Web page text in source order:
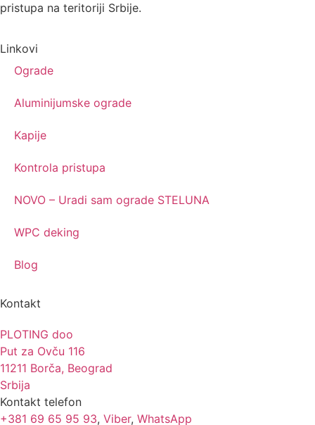
pristupa na teritoriji Srbije.
Linkovi
Ograde
Aluminijumske ograde
Kapije
Kontrola pristupa
NOVO – Uradi sam ograde STELUNA
WPC deking
Blog
Kontakt
PLOTING doo
Put za Ovču 116
11211 Borča, Beograd
Srbija
Kontakt telefon
+381 69 65 95 93, Viber, WhatsApp